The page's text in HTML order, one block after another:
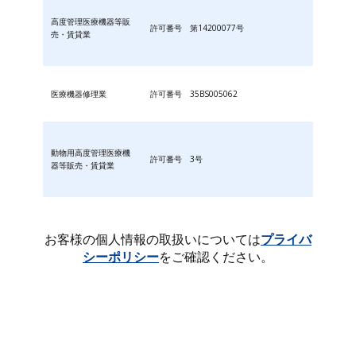
高度管理医療機器等販
売・賃貸業
許可番号 第14200077号
医療機器修理業 許可番号 35BS005062
動物用高度管理医療機
器等販売・賃貸業
許可番号 3号
お客様の個人情報の取扱いについてはプライバ
シーポリシーをご確認ください。